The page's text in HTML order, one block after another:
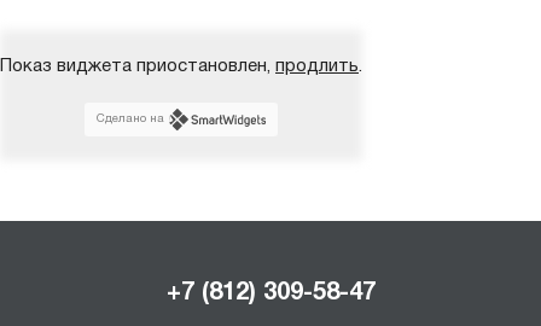
Показ виджета приостановлен, продлить.
Сделано на
+7 (812) 309-58-47